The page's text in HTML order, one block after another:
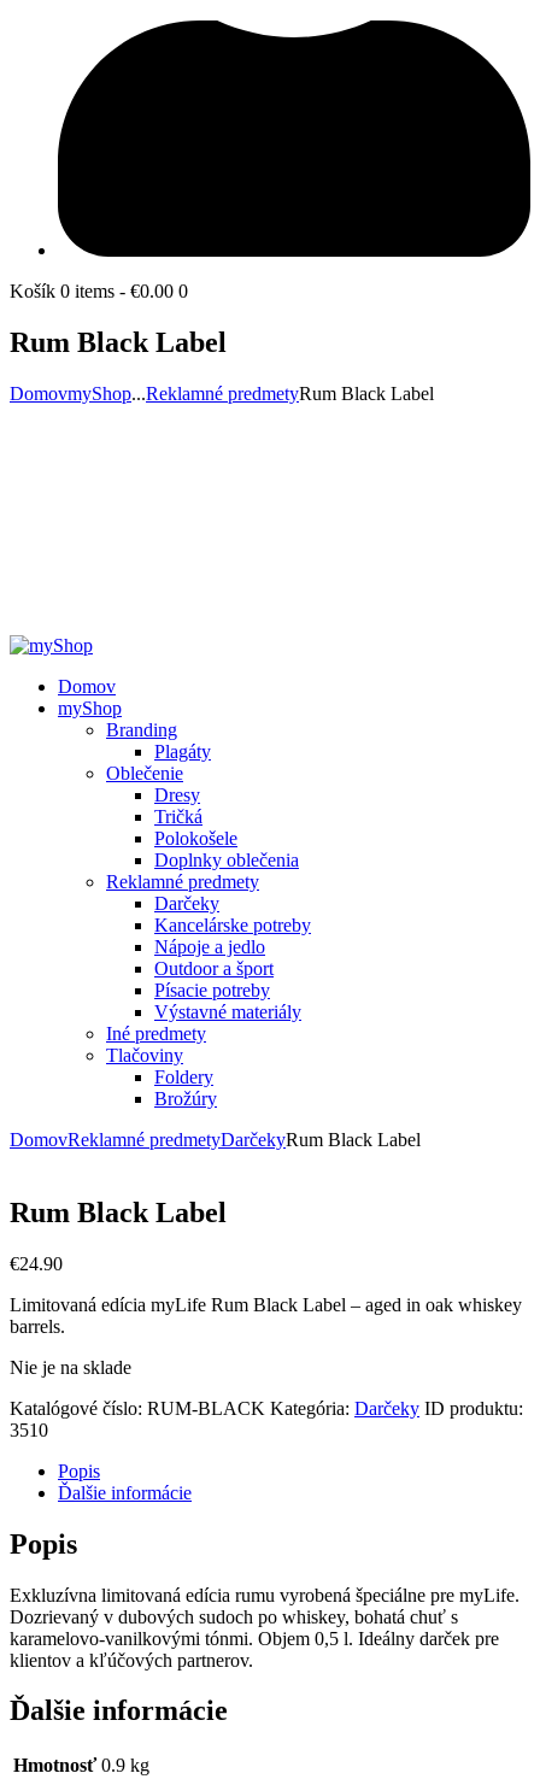
Košík 0 items - €0.00 0
Rum Black Label
DomovmyShop...Reklamné predmetyRum Black Label
Domov
myShop
Branding
Plagáty
Oblečenie
Dresy
Tričká
Polokošele
Doplnky oblečenia
Reklamné predmety
Darčeky
Kancelárske potreby
Nápoje a jedlo
Outdoor a šport
Písacie potreby
Výstavné materiály
Iné predmety
Tlačoviny
Foldery
Brožúry
DomovReklamné predmetyDarčekyRum Black Label
Rum Black Label
€24.90
Limitovaná edícia myLife Rum Black Label – aged in oak whiskey
barrels.
Nie je na sklade
Katalógové číslo: RUM-BLACK Kategória: Darčeky ID produktu:
3510
Popis
Ďalšie informácie
Popis
Exkluzívna limitovaná edícia rumu vyrobená špeciálne pre myLife.
Dozrievaný v dubových sudoch po whiskey, bohatá chuť s
karamelovo-vanilkovými tónmi. Objem 0,5 l. Ideálny darček pre
klientov a kľúčových partnerov.
Ďalšie informácie
Hmotnosť 0.9 kg